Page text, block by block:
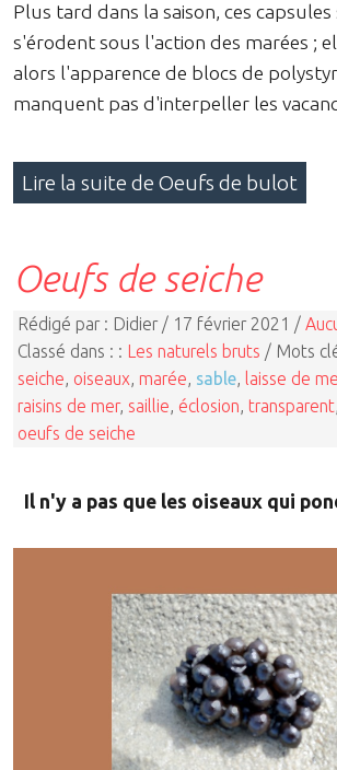
Plus tard dans la saison, ces
s'érodent sous l'action des marées ;
alors l'apparence de blocs de
manquent pas d'interpeller les
Lire la suite de Oeufs de bulot
Oeufs de seiche
Rédigé par : Didier / 17 février 2021 /
Classé dans : : Les naturels bruts / Mots
seiche, oiseaux, marée, sable, laisse de
raisins de mer, saillie, éclosion, transparent
oeufs de seiche
Il n'y a pas que les oiseaux qui